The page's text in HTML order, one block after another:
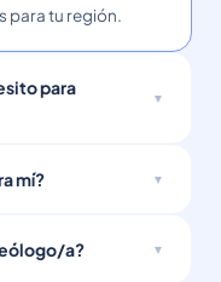
para tu región.
para
mí?
a?